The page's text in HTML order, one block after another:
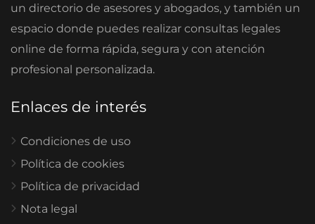
un directorio de asesores y abogados, y también un
espacio donde puedes realizar consultas legales
online de forma rápida, segura y con atención
profesional personalizada.
Enlaces de interés
Condiciones de uso
Política de cookies
Política de privacidad
Nota legal